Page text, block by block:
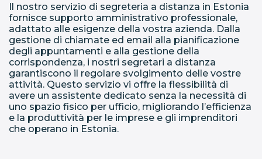
Il nostro servizio di segreteria a distanza in Estonia
fornisce supporto amministrativo professionale,
adattato alle esigenze della vostra azienda. Dalla
gestione di chiamate ed email alla pianificazione
degli appuntamenti e alla gestione della
corrispondenza, i nostri segretari a distanza
garantiscono il regolare svolgimento delle vostre
attività. Questo servizio vi offre la flessibilità di
avere un assistente dedicato senza la necessità di
uno spazio fisico per ufficio, migliorando l’efficienza
e la produttività per le imprese e gli imprenditori
che operano in Estonia.